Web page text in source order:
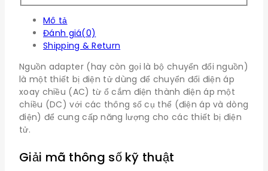
Mô tả
Đánh giá(0)
Shipping & Return
Nguồn adapter (hay còn gọi là bộ chuyển đổi nguồn)
là một thiết bị điện tử dùng để chuyển đổi điện áp
xoay chiều (AC) từ ổ cắm điện thành điện áp một
chiều (DC) với các thông số cụ thể (điện áp và dòng
điện) để cung cấp năng lượng cho các thiết bị điện
tử.
Giải mã thông số kỹ thuật